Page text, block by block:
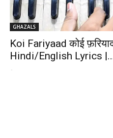
GHAZALS
Koi Fariyaad कोई
Hindi/English Lyrics
-